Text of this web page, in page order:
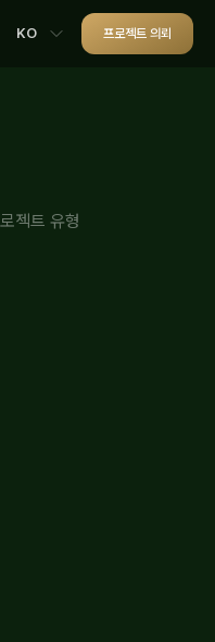
KO 프로젝트 의뢰
젝트 유형